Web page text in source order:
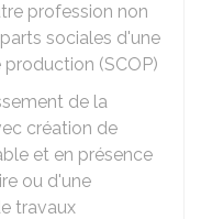
profession non
sociales d'une
(SCOP)
de la
création de
et en présence
ou d'une
travaux